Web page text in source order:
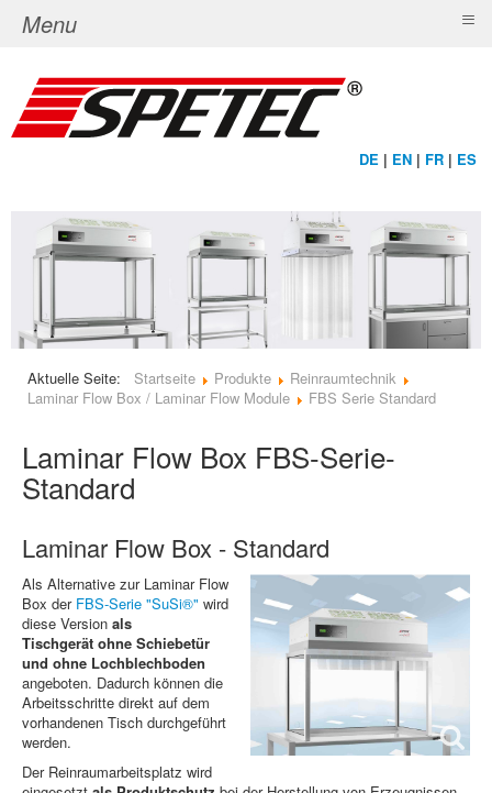
DE | EN | FR | ES
Aktuelle Seite: Startseite Produkte
Reinraumtechnik
Laminar Flow Box / Laminar Flow Module
FBS Serie Standard
Laminar Flow Box FBS-Serie-
Standard
Laminar Flow Box - Standard
Als Alternative zur Laminar Flow
Box der FBS-Serie "SuSi®" wird
diese Version als
Tischgerät ohne Schiebetür
und ohne Lochblechboden
angeboten. Dadurch können die
Arbeitsschritte direkt auf dem
vorhandenen Tisch durchgeführt
werden.
Der Reinraumarbeitsplatz wird
Menu ≡